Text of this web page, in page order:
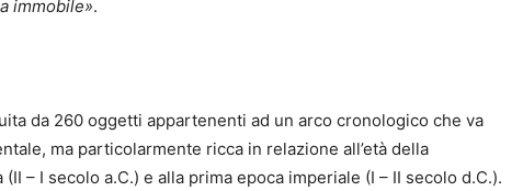
immobile».
da 260 oggetti appartenenti ad un arco cronologico che va
ma particolarmente ricca in relazione all’età della
– I secolo a.C.) e alla prima epoca imperiale (I – II secolo d.C.).